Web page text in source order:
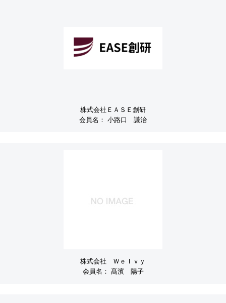
株式会社ＥＡＳＥ創研
会員名： 小路口 謙治
株式会社 Ｗｅｌｖｙ
会員名： 髙濱 陽子